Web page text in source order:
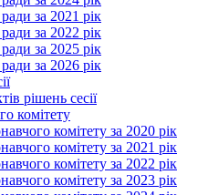
за 2021 рік
за 2022 рік
за 2025 рік
за 2026 рік
рішень сесії
комітету
комітету за 2020 рік
комітету за 2021 рік
комітету за 2022 рік
комітету за 2023 рік